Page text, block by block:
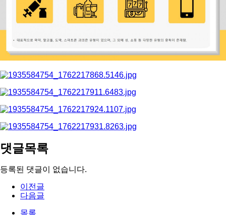
댓글목록
등록된 댓글이 없습니다.
이전글
다음글
목록